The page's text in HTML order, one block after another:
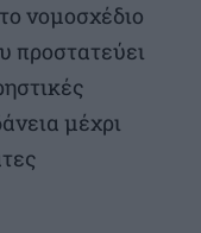
νομοσχέδιο
προστατεύει
μέχρι